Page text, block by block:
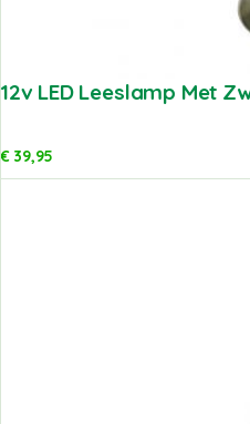
12v LED Leeslamp Met
€39,95